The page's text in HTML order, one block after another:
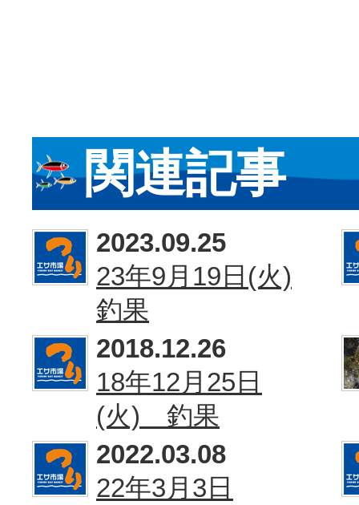
関連記事
2023.09.25
23年9月19日(火)
釣果
2018.12.26
18年12月25日
(火) 釣果
2022.03.08
22年3月3日